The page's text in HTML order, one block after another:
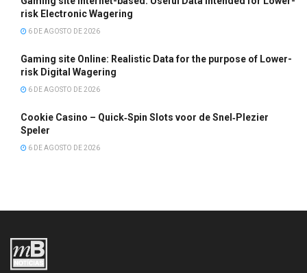
risk Electronic Wagering
6 DE AGOSTO DE 2026
Gaming site Online: Realistic Data for the purpose of Lower-
risk Digital Wagering
6 DE AGOSTO DE 2026
Cookie Casino – Quick‑Spin Slots voor de Snel‑Plezier
Speler
6 DE AGOSTO DE 2026